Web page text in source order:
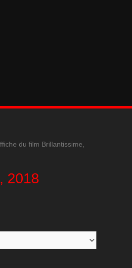
du film Brillantissime,
2018